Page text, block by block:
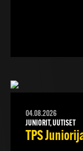
04.08.2026
JUNIORIT, UUTISET
TPS